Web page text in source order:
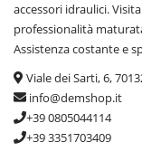
accessori idraulici.
professionalità
Assistenza costante e
Viale dei Sarti, 6,
info@demshop.it
+39 0805044114
+39 3351703409